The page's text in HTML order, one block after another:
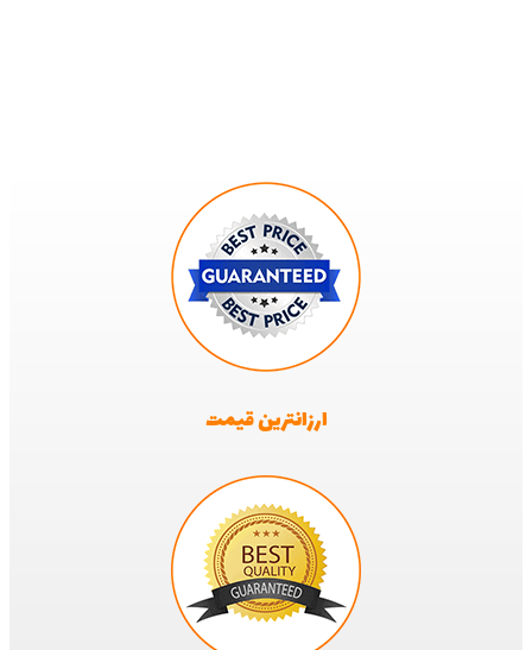
ارزانترین قیمت